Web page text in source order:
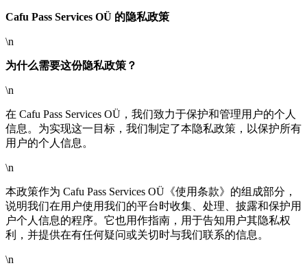
Cafu Pass Services OÜ 的隐私政策
\n
为什么需要这份隐私政策？
\n
在 Cafu Pass Services OÜ，我们致力于保护和管理用户的个人
信息。为实现这一目标，我们制定了本隐私政策，以保护所有
用户的个人信息。
\n
本政策作为 Cafu Pass Services OÜ《使用条款》的组成部分，
说明我们在用户使用我们的平台时收集、处理、披露和保护用
户个人信息的程序。它也用作指南，用于告知用户其隐私权
利，并提供在有任何疑问或关切时与我们联系的信息。
\n